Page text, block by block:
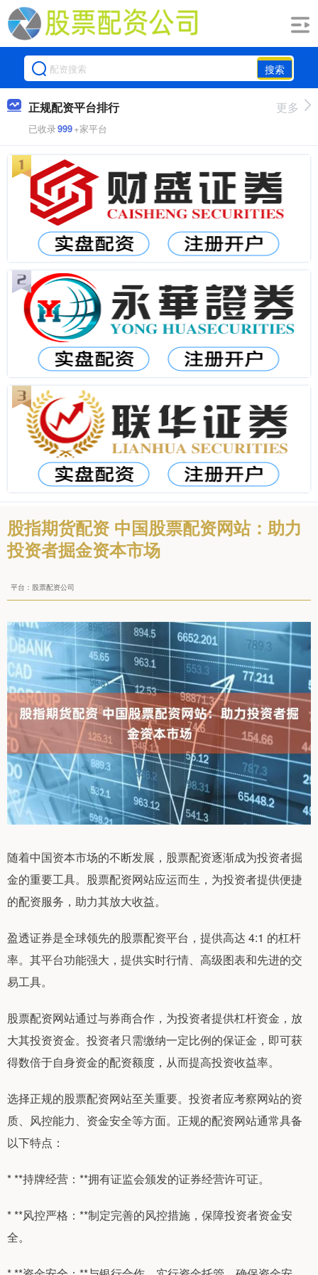
搜索
正规配资平台排行
已收录999+家平台
更多
股指期货配资 中国股票配资网站：助力
投资者掘金资本市场
平台：股票配资公司
随着中国资本市场的不断发展，股票配资逐渐成为投资者掘
金的重要工具。股票配资网站应运而生，为投资者提供便捷
的配资服务，助力其放大收益。
盈透证券是全球领先的股票配资平台，提供高达 4:1 的杠杆
率。其平台功能强大，提供实时行情、高级图表和先进的交
易工具。
股票配资网站通过与券商合作，为投资者提供杠杆资金，放
大其投资资金。投资者只需缴纳一定比例的保证金，即可获
得数倍于自身资金的配资额度，从而提高投资收益率。
选择正规的股票配资网站至关重要。投资者应考察网站的资
质、风控能力、资金安全等方面。正规的配资网站通常具备
以下特点：
* **持牌经营：**拥有证监会颁发的证券经营许可证。
* **风控严格：**制定完善的风控措施，保障投资者资金安
全。